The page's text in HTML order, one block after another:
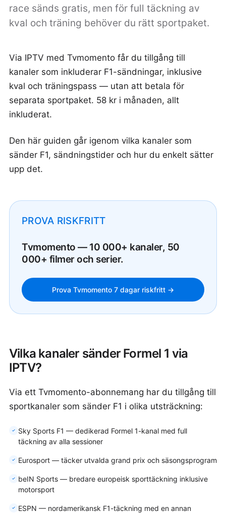
race sänds gratis, men för full täckning av
kval och träning behöver du rätt sportpaket.
Via IPTV med Tvmomento får du tillgång till
kanaler som inkluderar F1-sändningar, inklusive
kval och träningspass — utan att betala för
separata sportpaket. 58 kr i månaden, allt
inkluderat.
Den här guiden går igenom vilka kanaler som
sänder F1, sändningstider och hur du enkelt sätter
upp det.
PROVA RISKFRITT
Tvmomento — 10 000+ kanaler, 50
000+ filmer och serier.
Prova Tvmomento 7 dagar riskfritt →
Vilka kanaler sänder Formel 1 via
IPTV?
Via ett Tvmomento-abonnemang har du tillgång till
sportkanaler som sänder F1 i olika utsträckning:
Sky Sports F1 — dedikerad Formel 1-kanal med full
täckning av alla sessioner
Eurosport — täcker utvalda grand prix och säsongsprogram
beIN Sports — bredare europeisk sporttäckning inklusive
motorsport
ESPN — nordamerikansk F1-täckning med en annan